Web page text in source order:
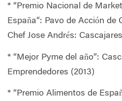
* “Premio Nacional de
España”: Pavo de Acción de
Chef Jose Andrés:
* “Mejor Pyme del año”:
Emprendedores (2013)
* “Premio Alimentos de